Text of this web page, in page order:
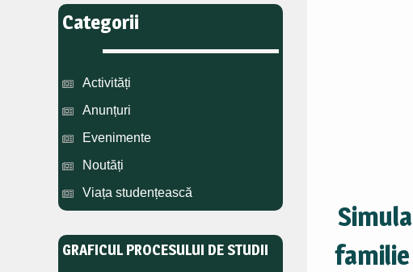
familie
Categorii
Activități
Anunțuri
Evenimente
Noutăți
Viața studențească
GRAFICUL PROCESULUI DE STUDII